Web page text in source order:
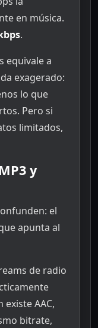
en música.
.
equivale a
exagerado:
lo que
Pero si
limitados,
y
el
apunta al
de radio
AAC,
bitrate,